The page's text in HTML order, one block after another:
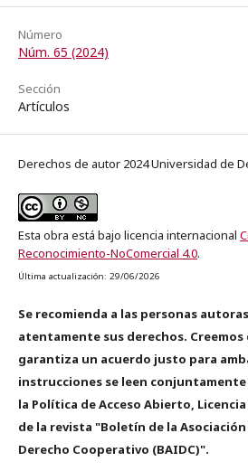
Número
Núm. 65 (2024)
Sección
Artículos
Derechos de autor 2024 Universidad de
Esta obra está bajo licencia internacional
Reconocimiento-NoComercial 4.0.
Última actualización: 29/06/2026
Se recomienda a las personas
atentamente sus derechos.
garantiza un acuerdo justo para
instrucciones se leen conjuntamente
la Política de Acceso Abierto,
de la revista "Boletín de la
Derecho Cooperativo (BAIDC)".